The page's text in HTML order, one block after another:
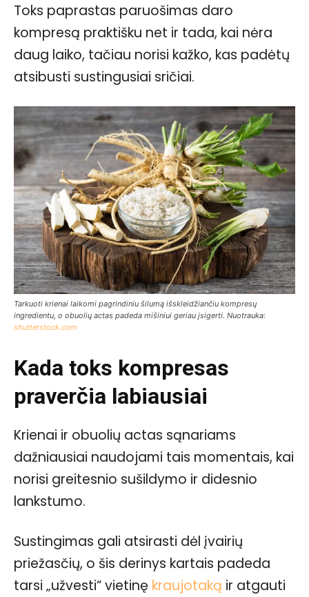
Toks paprastas paruošimas daro
kompresą praktišku net ir tada, kai nėra
daug laiko, tačiau norisi kažko, kas padėtų
atsibusti sustingusiai sričiai.
Tarkuoti krienai laikomi pagrindiniu šilumą išskleidžiančiu kompresų
ingredientu, o obuolių actas padeda mišiniui geriau įsigerti. Nuotrauka:
shutterstock.com
Kada toks kompresas
praverčia labiausiai
Krienai ir obuolių actas sąnariams
dažniausiai naudojami tais momentais, kai
norisi greitesnio sušildymo ir didesnio
lankstumo.
Sustingimas gali atsirasti dėl įvairių
priežasčių, o šis derinys kartais padeda
tarsi „užvesti“ vietinę kraujotaką ir atgauti